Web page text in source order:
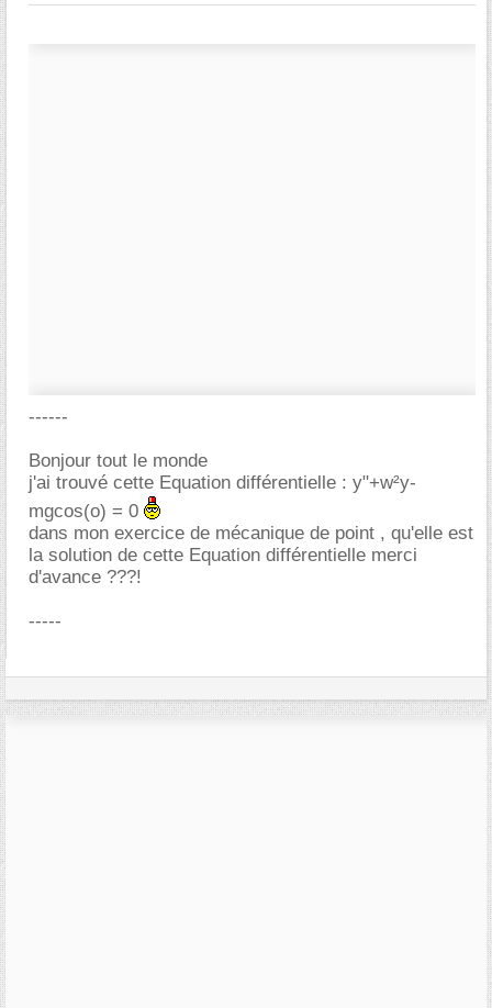
------
Bonjour tout le monde
j'ai trouvé cette Equation différentielle : y"+w²y-
mgcos(o) = 0
dans mon exercice de mécanique de point , qu'elle est
la solution de cette Equation différentielle merci
d'avance ???!
-----